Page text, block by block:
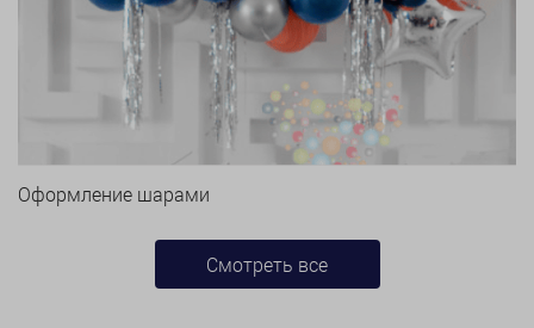
Оформление шарами
Смотреть все